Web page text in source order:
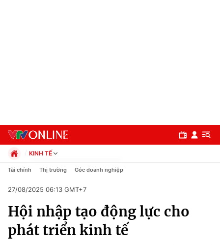
Chuyên mục
Chính trị
KINH TẾ
Chính trị
Pháp luật
Kinh tế
Thể thao
Truyền hình
Tài chính Thị trường Góc doanh nghiệp
27/08/2025 06:13 GMT+7
Hội nhập tạo động lực cho
phát triển kinh tế